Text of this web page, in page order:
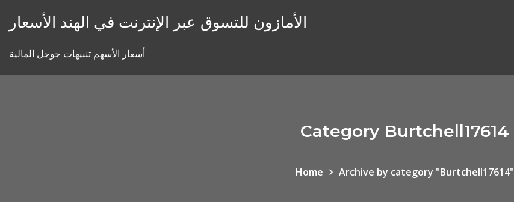
الأمازون للتسوق عبر الإنترنت في الهند الأسعار
أسعار الأسهم تنبيهات جوجل المالية
Category Burtchell17614
Home Archive by category "Burtchell17614"